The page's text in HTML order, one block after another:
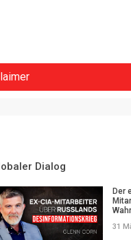
Dialog
Der
31